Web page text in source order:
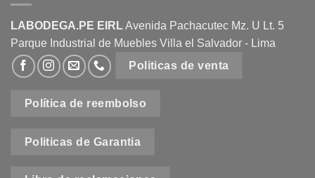
LABODEGA.PE EIRLAvenida Pachacutec Mz. U Lt. 5
Parque Industrial de Muebles Villa el Salvador - Lima
Politicas de venta
Política de reembolso
Politicas de Garantia